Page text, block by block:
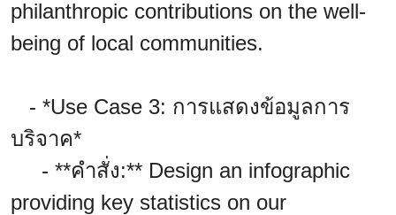
philanthropic contributions on the well-
being of local communities.
- *Use Case 3: การแสดงข้อมูลการ
บริจาค*
- **คำสั่ง:** Design an infographic
providing key statistics on our